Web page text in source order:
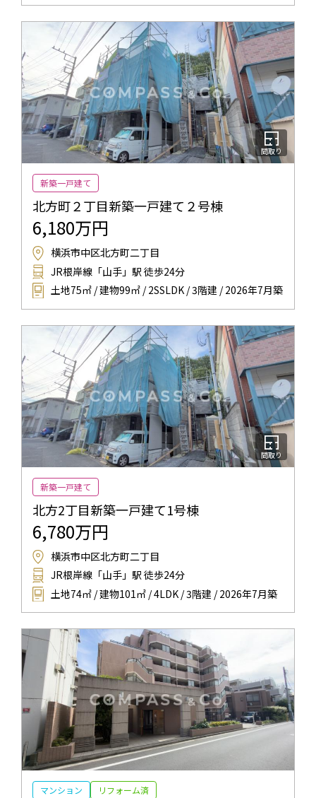
間取り
新築一戸建て
北方町２丁目新築一戸建て２号棟
6,180万円
横浜市中区北方町二丁目
JR根岸線「山手」駅 徒歩24分
土地75㎡ / 建物99㎡ / 2SSLDK / 3階建 / 2026年7月築
間取り
新築一戸建て
北方2丁目新築一戸建て1号棟
6,780万円
横浜市中区北方町二丁目
JR根岸線「山手」駅 徒歩24分
土地74㎡ / 建物101㎡ / 4LDK / 3階建 / 2026年7月築
マンション リフォーム済